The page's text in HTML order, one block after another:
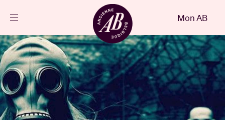
FR
Agenda
Projets
Mon AB